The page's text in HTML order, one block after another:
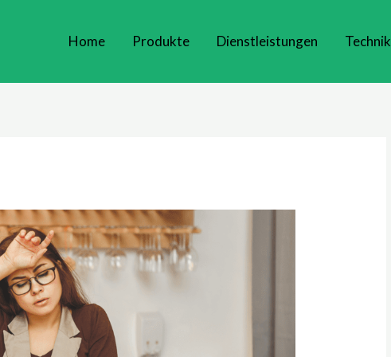
Home Produkte Dienstleistungen Technik